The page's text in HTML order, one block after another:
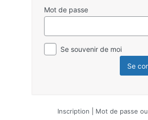
Mot de passe
Se souvenir de moi
Inscription Mot de passe